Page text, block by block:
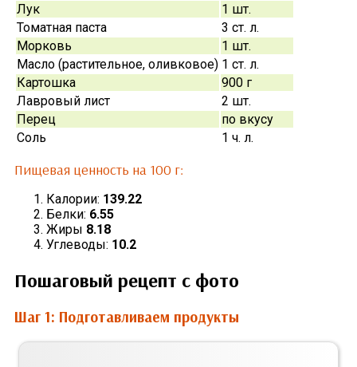
Лук
1 шт.
Томатная паста
3 ст. л.
Морковь
1 шт.
Масло (растительное, оливковое) 1 ст. л.
Картошка
900 г
Лавровый лист
2 шт.
Перец
по вкусу
Соль
1 ч. л.
Пищевая ценность на 100 г:
Калории: 139.22
Белки: 6.55
Жиры 8.18
Углеводы: 10.2
Пошаговый рецепт с фото
Шаг 1: Подготавливаем продукты